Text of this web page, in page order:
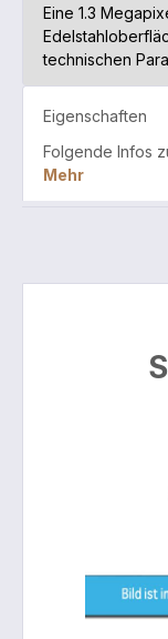
Eine 1.3
technischen
Eigenschaften
Folgende Infos
Mehr